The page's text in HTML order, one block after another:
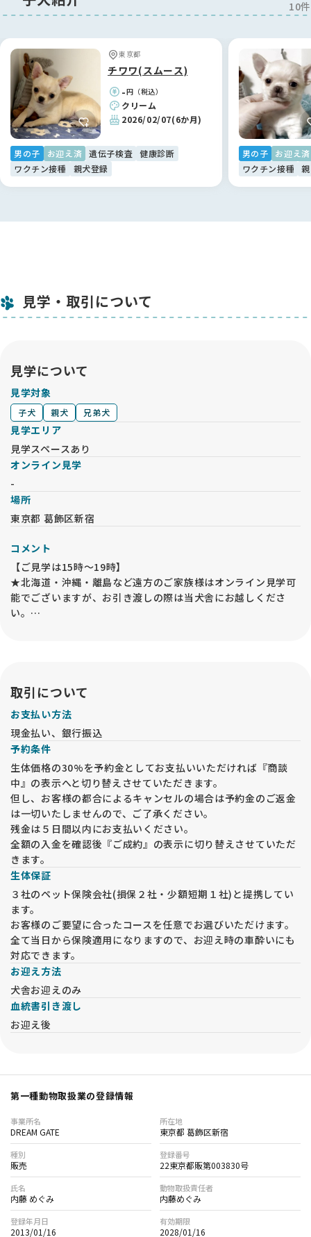
本当にありがとうございました！
今回ブリーダーさんを探すにあたって、他のサイトも見ていた
のですが、妻がBreederFamiliesさんを見つけてくれました。
掲載されているブリーダーさんの情報がしっかりしていて、
「ここに載っているブリーダーさんなら安心できそう」と感じ
たのが決め手です。
実際にお迎えまでスムーズに進めることができましたし、しっ
かり運営されているサービスだと思います 🌸
10件
東京都
チワワ(スムース)
-円（税込）
クリーム
2026/02/07(6か月)
男の子 お迎え済 遺伝子検査
健康診断
ワクチン接種
親犬登録
男の子
お迎え済
ワクチン接種
見学・取引について
見学について
見学対象
子犬 親犬 兄弟犬
見学エリア
見学スペースあり
オンライン見学
-
場所
東京都 葛飾区新宿
コメント
【ご見学は15時〜19時】
★北海道・沖縄・離島など遠方のご家族様はオンライン見学可
能でございますが、お引き渡しの際は当犬舎にお越しくださ
い。
さい。
★妊婦犬がおります。見知らぬお客様が犬舎に入室する事で体
調を崩したり流産や早産になることは避けたいです。
また、ワクチン未接種のベビー達もおりますので、先住犬のご
同伴はご遠慮願います。ご理解ください。
取引について
お支払い方法
現金払い、銀行振込
予約条件
生体価格の30%を予約金としてお支払いいただければ『商談
中』の表示へと切り替えさせていただきます。
但し、お客様の都合によるキャンセルの場合は予約金のご返金
は一切いたしませんので、ご了承ください。
残金は５日間以内にお支払いください。
全額の入金を確認後『ご成約』の表示に切り替えさせていただ
きます。
生体保証
３社のペット保険会社(損保２社・少額短期１社)と提携してい
ます。
お客様のご要望に合ったコースを任意でお選びいただけます。
全て当日から保険適用になりますので、お迎え時の車酔いにも
対応できます。
お迎え方法
犬舎お迎えのみ
血統書引き渡し
お迎え後
第一種動物取扱業の登録情報
事業所名
DREAM GATE
所在地
東京都 葛飾区新宿
種別
販売
登録番号
22東京都販第003830号
氏名
内藤 めぐみ
動物取扱責任者
内藤めぐみ
登録年月日
2013/01/16
有効期限
2028/01/16